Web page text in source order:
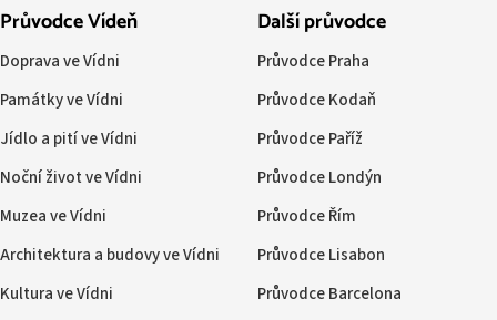
Průvodce Vídeň
Doprava ve Vídni
Památky ve Vídni
Jídlo a pití ve Vídni
Noční život ve Vídni
Muzea ve Vídni
Architektura a budovy ve Vídni
Kultura ve Vídni
Další průvodce
Průvodce Praha
Průvodce Kodaň
Průvodce Paříž
Průvodce Londýn
Průvodce Řím
Průvodce Lisabon
Průvodce Barcelona